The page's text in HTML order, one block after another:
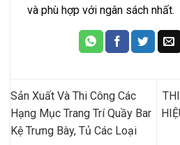
và phù hợp với ngân sách nhất.
Sản Xuất Và Thi Công Các
Hạng Mục Trang Trí Quầy Bar
Kệ Trưng Bày, Tủ Các Loại